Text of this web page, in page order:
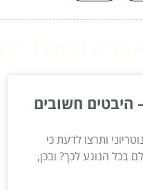
היבטים חשובים
ותרצו לדעת כי
בכל הנוגע לכך? ובכן,